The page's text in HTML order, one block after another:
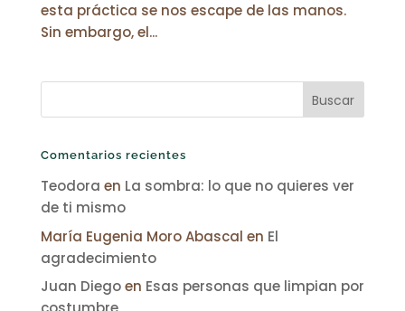
esta práctica se nos escape de las manos.
Sin embargo, el...
Comentarios recientes
Teodora en La sombra: lo que no quieres ver
de ti mismo
María Eugenia Moro Abascal en El
agradecimiento
Juan Diegoen Esas personas que limpian por